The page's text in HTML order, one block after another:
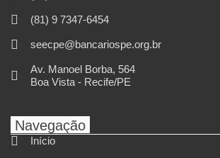
(81) 9 7347-6454
seecpe@bancariospe.org.br
Av. Manoel Borba, 564
Boa Vista - Recife/PE
Navegação
Início